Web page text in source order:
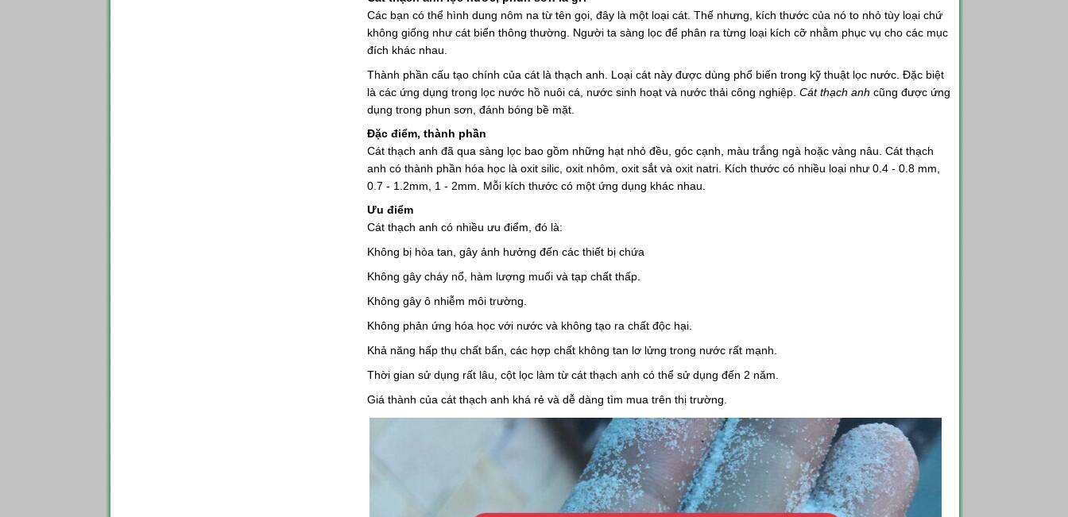
Các bạn có thể hình dung nôm na từ tên gọi, đây là một loại cát. Thế nhưng, kích thước của nó to nhỏ tùy loại chứ
không giống như cát biển thông thường. Người ta sàng lọc để phân ra từng loại kích cỡ nhằm phục vụ cho các mục
đích khác nhau.
Thành phần cấu tạo chính của cát là thạch anh. Loại cát này được dùng phổ biến trong kỹ thuật lọc nước. Đặc biệt
là các ứng dụng trong lọc nước hồ nuôi cá, nước sinh hoạt và nước thải công nghiệp. Cát thạch anh cũng được ứng
dụng trong phun sơn, đánh bóng bề mặt.
Đặc điểm, thành phần
Cát thạch anh đã qua sàng lọc bao gồm những hạt nhỏ đều, góc cạnh, màu trắng ngà hoặc vàng nâu. Cát thạch
anh có thành phần hóa học là oxit silic, oxit nhôm, oxit sắt và oxit natri. Kích thước có nhiều loại như 0.4 - 0.8 mm,
0.7 - 1.2mm, 1 - 2mm. Mỗi kích thước có một ứng dụng khác nhau.
Ưu điểm
Cát thạch anh có nhiều ưu điểm, đó là:
Không bị hòa tan, gây ảnh hưởng đến các thiết bị chứa
Không gây cháy nổ, hàm lượng muối và tạp chất thấp.
Không gây ô nhiễm môi trường.
Không phản ứng hóa học với nước và không tạo ra chất độc hại.
Khả năng hấp thụ chất bẩn, các hợp chất không tan lơ lửng trong nước rất mạnh.
Thời gian sử dụng rất lâu, cột lọc làm từ cát thạch anh có thể sử dụng đến 2 năm.
Giá thành của cát thạch anh khá rẻ và dễ dàng tìm mua trên thị trường.